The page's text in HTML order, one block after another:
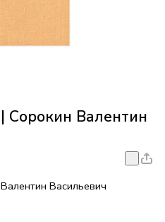
Сорокин Валентин
Васильевич